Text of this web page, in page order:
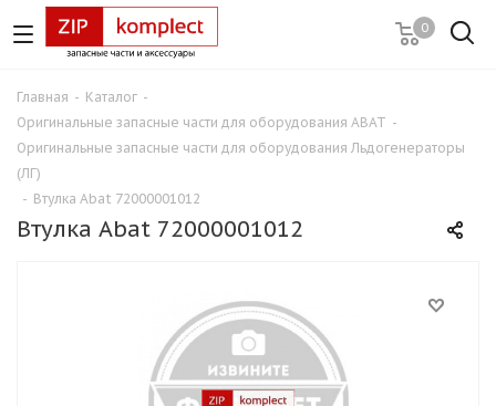
0
Главная - Каталог -
Оригинальные запасные части для оборудования ABAT -
Оригинальные запасные части для оборудования Льдогенераторы
(ЛГ)
- Втулка Abat 72000001012
Втулка Abat 72000001012